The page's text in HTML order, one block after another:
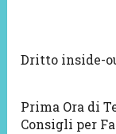
Dritto inside-
Prima Ora di
Consigli per